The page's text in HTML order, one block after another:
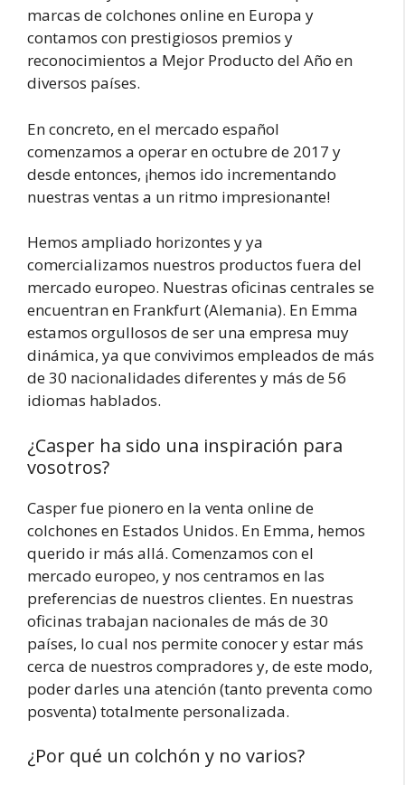
marcas de colchones online en Europa y
contamos con prestigiosos premios y
reconocimientos a Mejor Producto del Año en
diversos países.
En concreto, en el mercado español
comenzamos a operar en octubre de 2017 y
desde entonces, ¡hemos ido incrementando
nuestras ventas a un ritmo impresionante!
Hemos ampliado horizontes y ya
comercializamos nuestros productos fuera del
mercado europeo. Nuestras oficinas centrales se
encuentran en Frankfurt (Alemania). En Emma
estamos orgullosos de ser una empresa muy
dinámica, ya que convivimos empleados de más
de 30 nacionalidades diferentes y más de 56
idiomas hablados.
¿Casper ha sido una inspiración para
vosotros?
Casper fue pionero en la venta online de
colchones en Estados Unidos. En Emma, hemos
querido ir más allá. Comenzamos con el
mercado europeo, y nos centramos en las
preferencias de nuestros clientes. En nuestras
oficinas trabajan nacionales de más de 30
países, lo cual nos permite conocer y estar más
cerca de nuestros compradores y, de este modo,
poder darles una atención (tanto preventa como
posventa) totalmente personalizada.
¿Por qué un colchón y no varios?